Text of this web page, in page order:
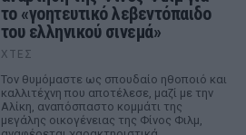
το «γοητευτικό λεβεντόπαιδο
του ελληνικού σινεμά»
ΧΤΕΣ
Τον θυμόμαστε ως σπουδαίο ηθοποιό και
καλλιτέχνη που αποτέλεσε, μαζί με την
Αλίκη, αναπόσπαστο κομμάτι της
μεγάλης οικογένειας της Φίνος Φιλμ,